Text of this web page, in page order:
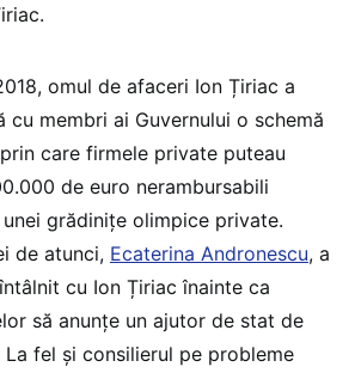
omul de afaceri Ion Țiriac a
cu membri ai Guvernului o schemă
care firmele private puteau
de euro nerambursabili
grădinițe olimpice private.
de atunci, Ecaterina Andronescu, a
cu Ion Țiriac înainte ca
să anunțe un ajutor de stat de
fel și consilierul pe probleme